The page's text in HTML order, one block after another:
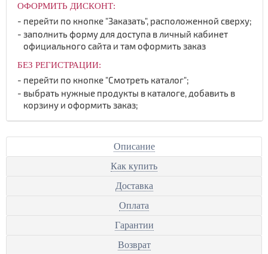
ОФОРМИТЬ ДИСКОНТ:
перейти по кнопке "Заказать", расположенной сверху;
заполнить форму для доступа в личный кабинет
официального сайта и там оформить заказ
БЕЗ РЕГИСТРАЦИИ:
перейти по кнопке "Смотреть каталог";
выбрать нужные продукты в каталоге, добавить в
корзину и оформить заказ;
Описание
Как купить
Доставка
Оплата
Гарантии
Возврат